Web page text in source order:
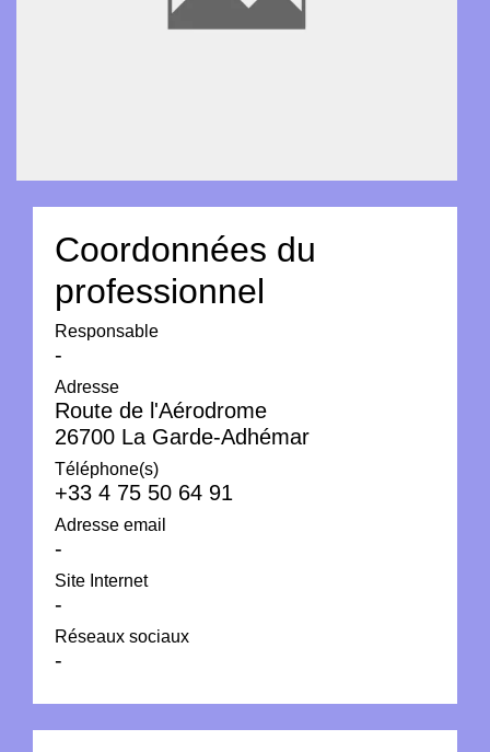
Coordonnées du
professionnel
Responsable
-
Adresse
Route de l'Aérodrome
26700 La Garde-Adhémar
Téléphone(s)
+33 4 75 50 64 91
Adresse email
-
Site Internet
-
Réseaux sociaux
-